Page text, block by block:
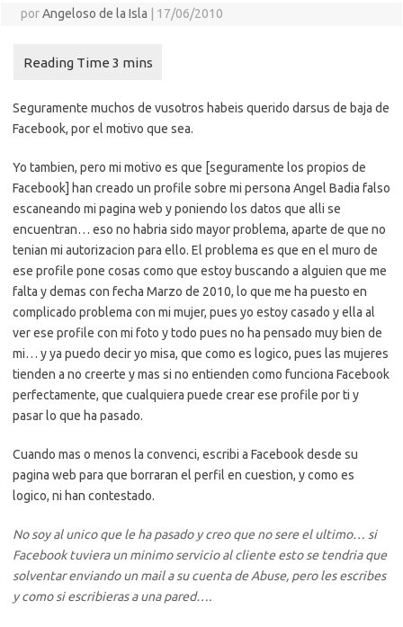
porAngeloso de la Isla 17/06/2010
Seguramente muchos de vusotros habeis querido darsus de baja de
Facebook, por el motivo que sea.
Yo tambien, pero mi motivo es que [seguramente los propios de
Facebook] han creado un profile sobre mi persona Angel Badia falso
escaneando mi pagina web y poniendo los datos que alli se
encuentran… eso no habria sido mayor problema, aparte de que no
tenian mi autorizacion para ello. El problema es que en el muro de
ese profile pone cosas como que estoy buscando a alguien que me
falta y demas con fecha Marzo de 2010, lo que me ha puesto en
complicado problema con mi mujer, pues yo estoy casado y ella al
ver ese profile con mi foto y todo pues no ha pensado muy bien de
mi… y ya puedo decir yo misa, que como es logico, pues las mujeres
tienden a no creerte y mas si no entienden como funciona Facebook
perfectamente, que cualquiera puede crear ese profile por ti y
pasar lo que ha pasado.
Cuando mas o menos la convenci, escribi a Facebook desde su
pagina web para que borraran el perfil en cuestion, y como es
logico, ni han contestado.
No soy al unico que le ha pasado y creo que no sere el ultimo… si
Facebook tuviera un minimo servicio al cliente esto se tendria que
solventar enviando un mail a su cuenta de Abuse, pero les escribes
y como si escribieras a una pared….